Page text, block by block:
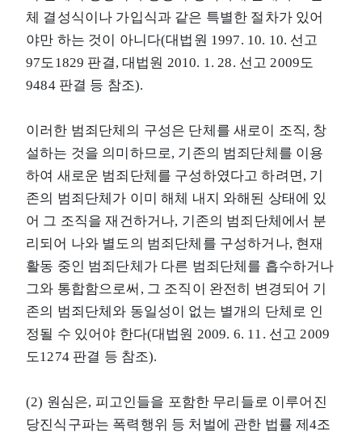
체 결성식이나 가입식과 같은 특별한 절차가 있어
야만 하는 것이 아니다(대법원 1997. 10. 10. 선고
97도1829 판결, 대법원 2010. 1. 28. 선고 2009도
9484 판결 등 참조).
이러한 범죄단체의 구성은 단체를 새로이 조직, 창
설하는 것을 의미하므로, 기존의 범죄단체를 이용
하여 새로운 범죄단체를 구성하였다고 하려면, 기
존의 범죄단체가 이미 해체 내지 와해된 상태에 있
어 그 조직을 재건하거나, 기존의 범죄단체에서 분
리되어 나와 별도의 범죄단체를 구성하거나, 현재
활동 중인 범죄단체가 다른 범죄단체를 흡수하거나
그와 통합함으로써, 그 조직이 완전히 변경되어 기
존의 범죄단체와 동일성이 없는 별개의 단체로 인
정될 수 있어야 한다(대법원 2009. 6. 11. 선고 2009
도1274 판결 등 참조).
(2) 원심은, 피고인들을 포함한 무리들로 이루어진
당진식구파는 폭력행위 등 처벌에 관한 법률 제4조